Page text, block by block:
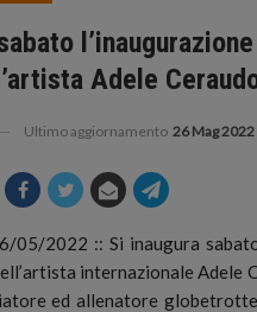
Adele
Ultimo aggiornamento 26 Mag 2022
05/2022 :: Si inaugura
internazionale Adele
ed allenatore